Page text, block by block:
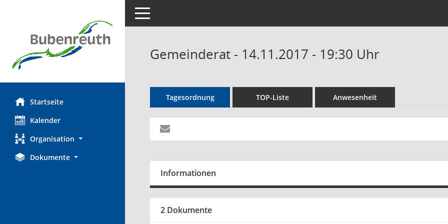
Startseite
Kalender
Organisation
Dokumente
Toggle navigation
Gemeinderat - 14.11.2017 - 19:30 Uhr
Tagesordnung TOP-Liste Anwesenheit
Informationen
2 Dokumente